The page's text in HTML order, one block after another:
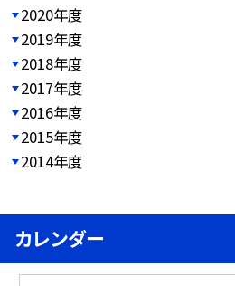
2020年度
2019年度
2018年度
2017年度
2016年度
2015年度
2014年度
カレンダー